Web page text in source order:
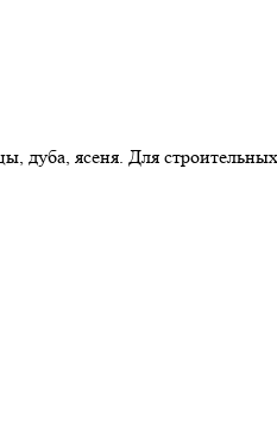
дуба, ясеня. Для